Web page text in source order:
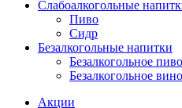
Слабоалкогольные
Пиво
Сидр
Безалкогольные напитки
Безалкогольное пиво
Безалкогольное вино
Акции